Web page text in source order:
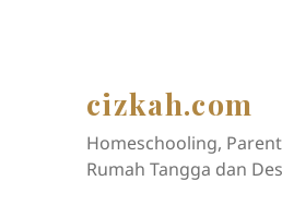
cizkah.com
Homeschooling,
Rumah Tangga dan